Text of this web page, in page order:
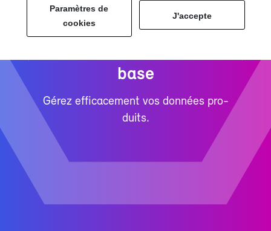
Paramètres de
cookies
J'accepte
Base de don­nées de pro­
base
Gé­rez ef­fi­ca­ce­ment vos don­nées pro­
duits.